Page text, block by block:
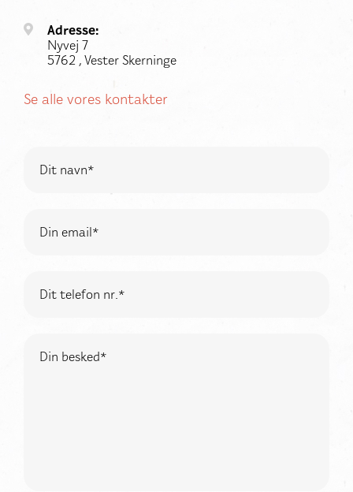
Adresse:
Nyvej 7
5762 , Vester Skerninge
Se alle vores kontakter